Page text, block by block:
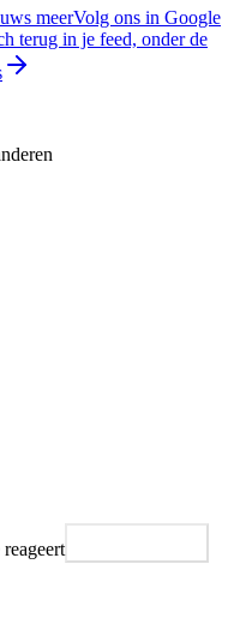
meerVolg ons in Google
terug in je feed, onder de